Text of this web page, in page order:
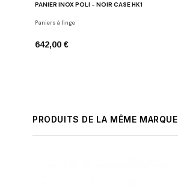
PANIER INOX POLI - NOIR CASE HK1
Paniers à linge
642,00 €
PRODUITS DE LA MÊME MARQUE